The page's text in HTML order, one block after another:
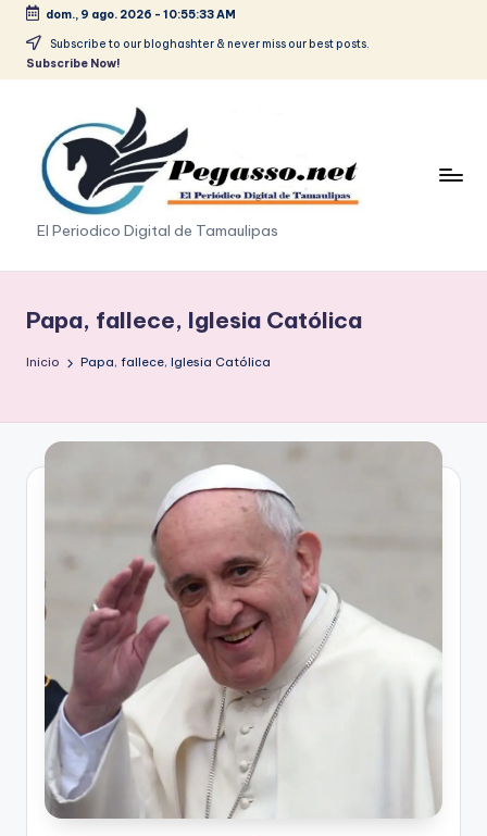
Saltar
dom., 9 ago. 2026 - 10:55:33 AM
Subscribe to our bloghashter & never miss our best posts.
Subscribe Now!
p
e
g
s
.
s
s
El Periodico Digital de Tamaulipas
Papa, fallece, Iglesia Católica
Inicio Papa, fallece, Iglesia Católica